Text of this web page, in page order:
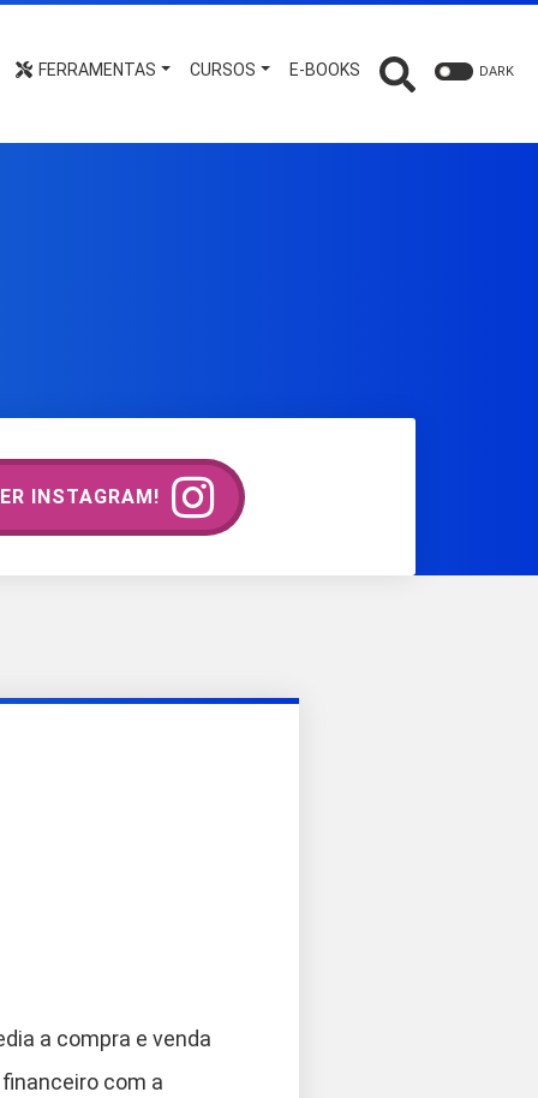
FERRAMENTAS CURSOS E-BOOKS DARK
INSTAGRAM!
a compra e venda
com a